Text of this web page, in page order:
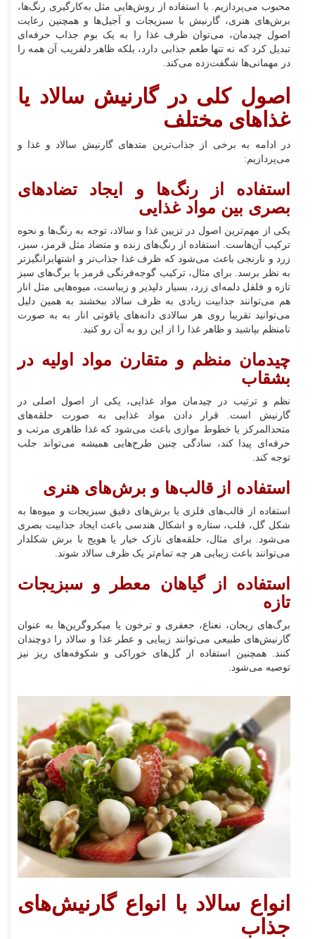
محبوب می‌پردازیم. با استفاده از روش‌هایی مثل به‌کارگیری رنگ‌ها،
برش‌های هنری، گارنیش با سبزیجات و آجیل‌ها و همچنین رعایت
اصول چیدمان، می‌توان ظرف غذا را به یک بوم جذاب حرفه‌ای
تبدیل کرد که نه تنها طعم جذابی دارد، بلکه ظاهر دلفریب آن همه را
در مهمانی‌ها شگفت‌زده می‌کند.
اصول کلی در گارنیش سالاد یا
غذاهای مختلف
در ادامه به برخی از جذاب‌ترین متدهای گارنیش سالاد و غذا و
می‌پردازیم:
استفاده از رنگ‌ها و ایجاد تضادهای
بصری بین مواد غذایی
یکی از مهم‌ترین اصول در تزیین غذا و سالاد، توجه به رنگ‌ها و نحوه
ترکیب آن‌هاست. استفاده از رنگ‌های زنده و متضاد مثل قرمز، سبز،
زرد و نارنجی باعث می‌شود که ظرف غذا جذاب‌تر و اشتهابرانگیزتر
به نظر برسد. برای مثال، ترکیب گوجه‌فرنگی قرمز با برگ‌های سبز
تازه و فلفل دلمه‌ای زرد، بسیار دلپذیر و زیباست، میوه‌هایی مثل انار
هم می‌توانند جذابیت زیادی به ظرف سالاد ببخشند به همین دلیل
می‌توانید تقریبا روی هر سالادی دانه‌های یاقوتی انار به به صورت
نامنظم بپاشید و ظاهر غذا را از این رو به آن رو کنید.
چیدمان منظم و متقارن مواد اولیه در
بشقاب
نظم و ترتیب در چیدمان مواد غذایی، یکی از اصول اصلی در
گارنیش است. قرار دادن مواد غذایی به صورت حلقه‌های
متحدالمرکز یا خطوط موازی باعث می‌شود که غذا ظاهری مرتب و
حرفه‌ای پیدا کند، سادگی چنین طرح‌هایی همیشه می‌تواند جلب
توجه کند.
استفاده از قالب‌ها و برش‌های هنری
استفاده از قالب‌های فلزی یا برش‌های دقیق سبزیجات و میوه‌ها به
شکل گل، قلب، ستاره و اشکال هندسی باعث ایجاد جذابیت بصری
می‌شود. برای مثال، حلقه‌های نازک خیار یا هویج با برش شکل‎دار
می‌توانند باعث زیبایی هر چه تمام‌تر یک ظرف سالاد شوند.
استفاده از گیاهان معطر و سبزیجات
تازه
برگ‌های ریحان، نعناع، جعفری و ترخون یا میکروگرین‌ها به عنوان
گارنیش‌های طبیعی می‌توانند زیبایی و عطر غذا و سالاد را دوچندان
کنند. همچنین استفاده از گل‌های خوراکی و شکوفه‌های ریز نیز
توصیه می‌شود.
انواع سالاد با انواع گارنیش‌های
جذاب